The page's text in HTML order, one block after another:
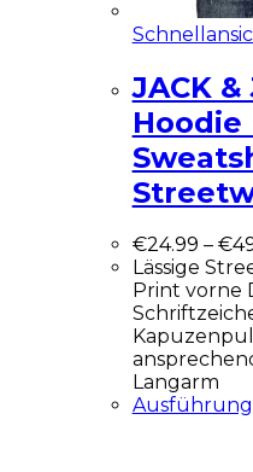
JACK &
€24.99 – €
Lässige
Print vorne
Langarm